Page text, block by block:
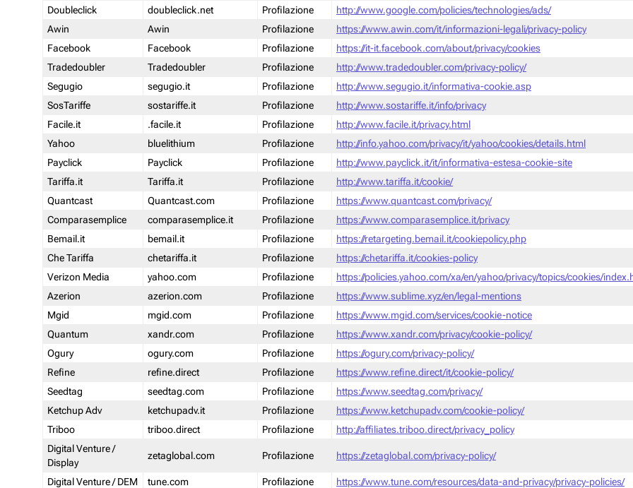
Doubleclick
doubleclick.net Profilazione
http://www.google.com/policies/technologies/ads/
Awin
Awin Profilazione
https://www.awin.com/it/informazioni-legali/privacy-policy
Facebook
Facebook Profilazione
https://it-it.facebook.com/about/privacy/cookies
Tradedoubler
Tradedoubler Profilazione
http://www.tradedoubler.com/privacy-policy/
Segugio
segugio.it Profilazione
http://www.segugio.it/informativa-cookie.asp
SosTariffe
sostariffe.it Profilazione
http://www.sostariffe.it/info/privacy
Facile.it
.facile.it Profilazione
http://www.facile.it/privacy.html
Yahoo
bluelithium Profilazione
http://info.yahoo.com/privacy/it/yahoo/cookies/details.html
Payclick
Payclick Profilazione
http://www.payclick.it/it/informativa-estesa-cookie-site
Tariffa.it
Tariffa.it Profilazione
http://www.tariffa.it/cookie/
Quantcast
Quantcast.com Profilazione
https://www.quantcast.com/privacy/
Comparasemplice
comparasemplice.it Profilazione
https://www.comparasemplice.it/privacy
Bemail.it
bemail.it Profilazione
https://retargeting.bemail.it/cookiepolicy.php
Che Tariffa
chetariffa.it Profilazione
https://chetariffa.it/cookies-policy
Verizon Media
yahoo.com Profilazione
https://policies.yahoo.com/xa/en/yahoo/privacy/topics/cookies/
Azerion
azerion.com Profilazione
https://www.sublime.xyz/en/legal-mentions
Mgid
mgid.com Profilazione
https://www.mgid.com/services/cookie-notice
Quantum
xandr.com Profilazione
https://www.xandr.com/privacy/cookie-policy/
Ogury
ogury.com Profilazione
https://ogury.com/privacy-policy/
Refine
refine.direct Profilazione
https://www.refine.direct/it/cookie-policy/
Seedtag
seedtag.com Profilazione
https://www.seedtag.com/privacy/
Ketchup Adv
ketchupadv.it Profilazione
https://www.ketchupadv.com/cookie-policy/
Triboo
triboo.direct Profilazione
http://affiliates.triboo.direct/privacy_policy
Digital Venture /
Display
zetaglobal.com Profilazione https://zetaglobal.com/privacy-policy/
Digital Venture / DEM tune.com Profilazione
https://www.tune.com/resources/data-and-privacy/privacy-policies/